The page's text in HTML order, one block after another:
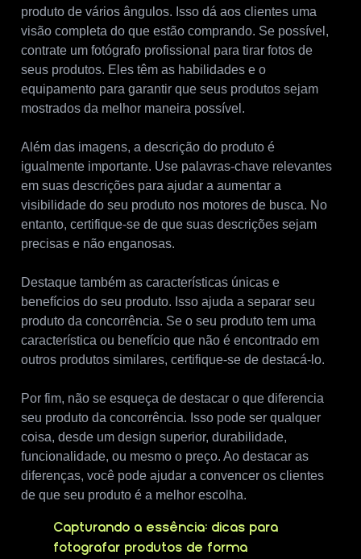
produto de vários ângulos. Isso dá aos clientes uma
visão completa do que estão comprando. Se possível,
contrate um fotógrafo profissional para tirar fotos de
seus produtos. Eles têm as habilidades e o
equipamento para garantir que seus produtos sejam
mostrados da melhor maneira possível.
Além das imagens, a descrição do produto é
igualmente importante. Use palavras-chave relevantes
em suas descrições para ajudar a aumentar a
visibilidade do seu produto nos motores de busca. No
entanto, certifique-se de que suas descrições sejam
precisas e não enganosas.
Destaque também as características únicas e
benefícios do seu produto. Isso ajuda a separar seu
produto da concorrência. Se o seu produto tem uma
característica ou benefício que não é encontrado em
outros produtos similares, certifique-se de destacá-lo.
Por fim, não se esqueça de destacar o que diferencia
seu produto da concorrência. Isso pode ser qualquer
coisa, desde um design superior, durabilidade,
funcionalidade, ou mesmo o preço. Ao destacar as
diferenças, você pode ajudar a convencer os clientes
de que seu produto é a melhor escolha.
Capturando a essência: dicas para
fotografar produtos de forma